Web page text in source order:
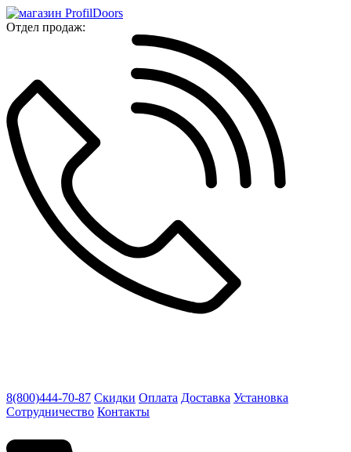
Отдел продаж:
8(800)444-70-87 Скидки Оплата Доставка Установка
Сотрудничество Контакты